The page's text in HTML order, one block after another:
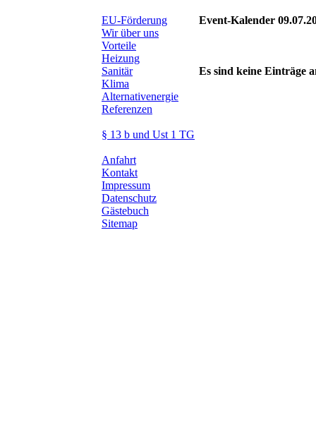
EU-Förderung
Wir über uns
Vorteile
Heizung
Sanitär
Klima
Alternativenergie
Referenzen
§ 13 b und Ust 1 TG
Anfahrt
Kontakt
Impressum
Datenschutz
Gästebuch
Sitemap
Event-Kalender
Es sind keine Einträge